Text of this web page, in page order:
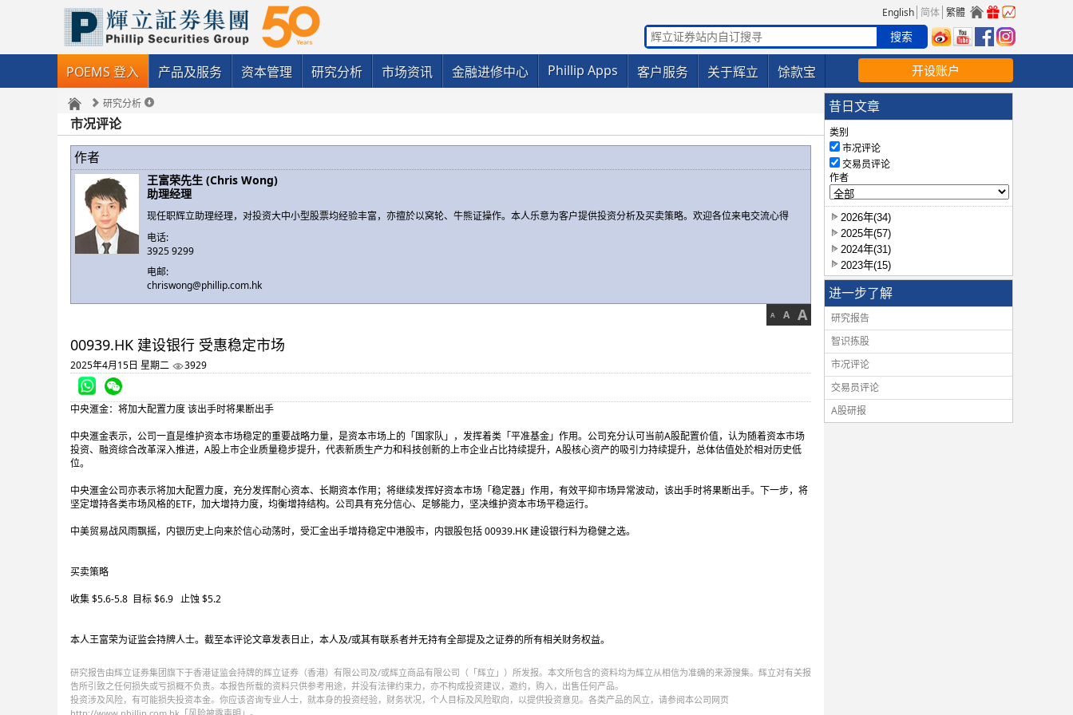
English 简体 繁體
POEMS 登入 产品及服务 资本管理 研究分析 市场资讯 金融进修中心 Phillip Apps 客户服务 关于辉立 馀款宝 开设账户
研究分析
市况评论
作者
王富荣先生 (Chris Wong)
助理经理
现任职辉立助理经理，对投资大中小型股票均经验丰富，亦擅於以窝轮、牛熊证操作。本人乐意为客户提供投资分析及买卖策略。欢迎各位来电交流心得
电话:
3925 9299
电邮:
chriswong@phillip.com.hk
A A A
00939.HK 建设银行 受惠稳定市场
2025年4月15日 星期二 3929
中央滙金：将加大配置力度 该出手时将果断出手
中央滙金表示，公司一直是维护资本市场稳定的重要战略力量，是资本市场上的「国家队」，发挥着类「平准基金」作用。公司充分认可当前A股配置价值，认为随着资本市场
投资、融资综合改革深入推进，A股上市企业质量稳步提升，代表新质生产力和科技创新的上市企业占比持续提升，A股核心资产的吸引力持续提升，总体估值处於相对历史低
位。
中央滙金公司亦表示将加大配置力度，充分发挥耐心资本、长期资本作用；将继续发挥好资本市场「稳定器」作用，有效平抑市场异常波动，该出手时将果断出手。下一步，将
坚定增持各类市场风格的ETF，加大增持力度，均衡增持结构。公司具有充分信心、足够能力，坚决维护资本市场平稳运行。
中美贸易战风雨飘摇，内银历史上向来於信心动荡时，受汇金出手增持稳定中港股市，内银股包括 00939.HK 建设银行料为稳健之选。
买卖策略
收集 $5.6-5.8 目标 $6.9 止蚀 $5.2
本人王富荣为证监会持牌人士。截至本评论文章发表日止，本人及/或其有联系者并无持有全部提及之证券的所有相关财务权益。
研究报告由辉立证券集团旗下于香港证监会持牌的辉立证券（香港）有限公司及/或辉立商品有限公司（「辉立」）所发报。本文所包含的资料均为辉立从相信为准确的来源搜集。辉立对有关报
告所引致之任何损失或亏损概不负责。本报告所载的资料只供参考用途，并没有法律约束力，亦不构成投资建议，邀约，购入，出售任何产品。
投资涉及风险，有可能损失投资本金。你应该咨询专业人士，就本身的投资经验，财务状况，个人目标及风险取向，以提供投资意见。各类产品的风立，请参阅本公司网页
昔日文章
类别
市况评论
交易员评论
作者
2026年(34)
2025年(57)
2024年(31)
2023年(15)
进一步了解
研究报告
智识拣股
市况评论
交易员评论
A股研报